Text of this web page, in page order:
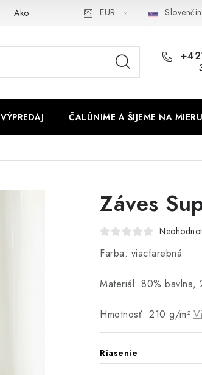
Ako využíváme cookies Ochrana osobných
EUR
VÝPREDAJ ČALÚNIME A ŠIJEME NA MIERU
Záves
Farba: viacfarebná
Materiál: 80% bavlna,
Hmotnosť: 210 g/m²
Riasenie